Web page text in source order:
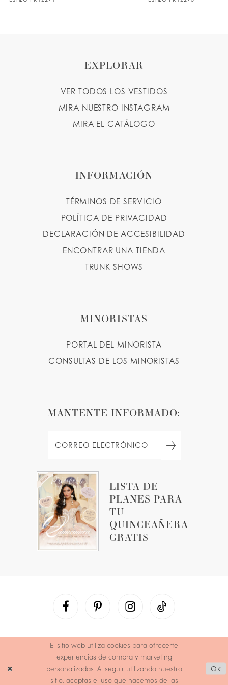
LISTA DE
PLANES PARA
TU
QUINCEAÑERA
GRATIS
EXPLORAR
VER TODOS LOS VESTIDOS
MIRA NUESTRO INSTAGRAM
MIRA EL CATÁLOGO
INFORMACIÓN
TÉRMINOS DE SERVICIO
POLÍTICA DE PRIVACIDAD
DECLARACIÓN DE ACCESIBILIDAD
ENCONTRAR UNA TIENDA
TRUNK SHOWS
MINORISTAS
PORTAL DEL MINORISTA
CONSULTAS DE LOS MINORISTAS
MANTENTE INFORMADO:
El sitio web utiliza cookies para ofrecerte
experiencias de compra y marketing
personalizadas. Al seguir utilizando nuestro
sitio, aceptas el uso que hacemos de las
Ok